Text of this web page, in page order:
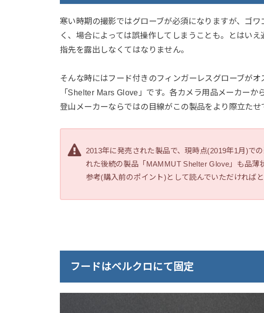
寒い時期の撮影ではグローブが必須になりますが、ゴ
く、場合によっては誤操作してしまうことも。とはい
指先を露出しなくてはなりません。
そんな時にはフード付きのフィンガーレスグローブが
「Shelter Mars Glove」です。各カメラ用品メーカーか
登山メーカーならではの目線がこの製品をより際立たせ
2013年に発売された製品で、現時点(2019年1月)で
れた後続の製品「MAMMUT Shelter Glove」も品薄
参考(購入前のポイント)として読んでいただければと
フードはベルクロにて固定